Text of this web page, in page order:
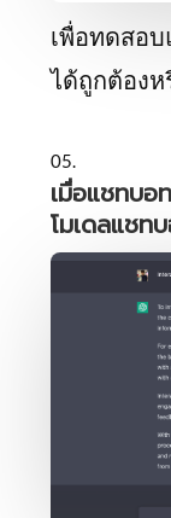
เพื่อทดสอ
ได้ถูกต้องห
เมื่อแชทบอ
โมเดลแชท